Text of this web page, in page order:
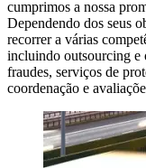
cumprimos a nossa
Dependendo dos seus
recorrer a várias
incluindo outsourcing e
fraudes, serviços de
coordenação e